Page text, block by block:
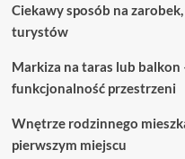
Ciekawy sposób na
turystów
Markiza na taras lub
funkcjonalność przestrzeni
Wnętrze rodzinnego
pierwszym miejscu